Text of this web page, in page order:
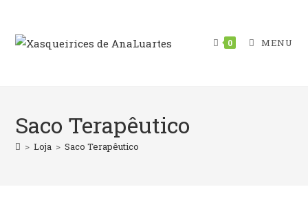
content
0 MENU
Saco Terapêutico
> Loja > Saco Terapêutico